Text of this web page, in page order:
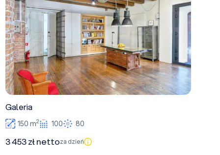
Galeria
150 m2 100 80
3 453 zł nettoza dzień